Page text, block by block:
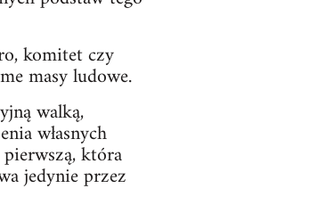
komitet czy
masy ludowe.
walką,
własnych
która
jedynie przez